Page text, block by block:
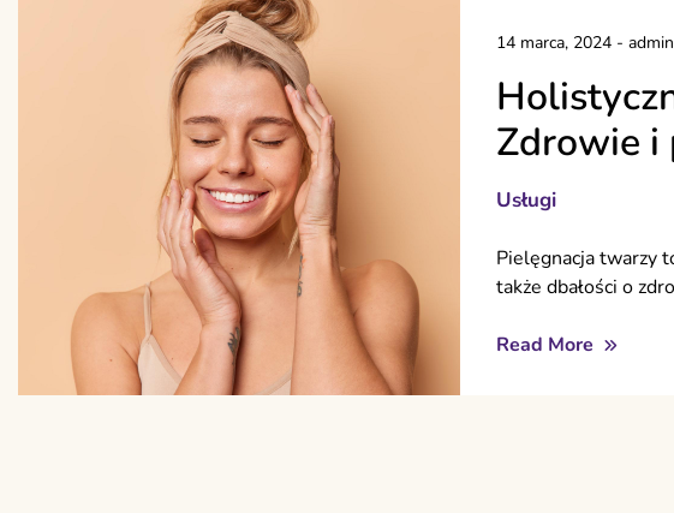
14 marca, 2024- admin
Zdrowie i
Usługi
Pielęgnacja twarzy
także dbałości o
Read More